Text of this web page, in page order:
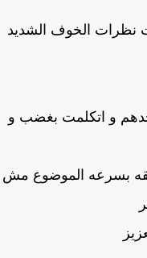
الخوف الشديد
و اتكلمت بغضب و
بسرعه الموضوع مش